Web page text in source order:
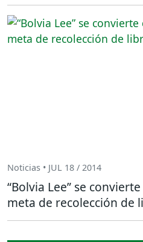
Noticias • JUL 18 / 2014
“Bolvia Lee” se
meta de recolección de